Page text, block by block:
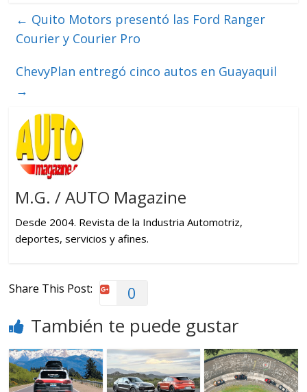
← Quito Motors presentó las Ford Ranger
Courier y Courier Pro
ChevyPlan entregó cinco autos en Guayaquil
→
M.G. / AUTO Magazine
Desde 2004. Revista de la Industria Automotriz,
deportes, servicios y afines.
Share This Post: 0
También te puede gustar